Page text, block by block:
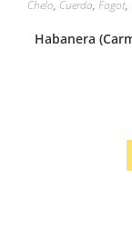
Chelo, Cuerda, Fagot,
Habanera